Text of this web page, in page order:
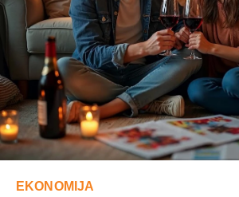
EKONOMIJA